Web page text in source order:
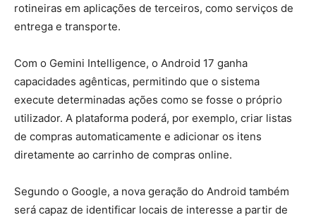
rotineiras em aplicações de terceiros, como serviços de
entrega e transporte.
Com o Gemini Intelligence, o Android 17 ganha
capacidades agênticas, permitindo que o sistema
execute determinadas ações como se fosse o próprio
utilizador. A plataforma poderá, por exemplo, criar listas
de compras automaticamente e adicionar os itens
diretamente ao carrinho de compras online.
Segundo o Google, a nova geração do Android também
será capaz de identificar locais de interesse a partir de